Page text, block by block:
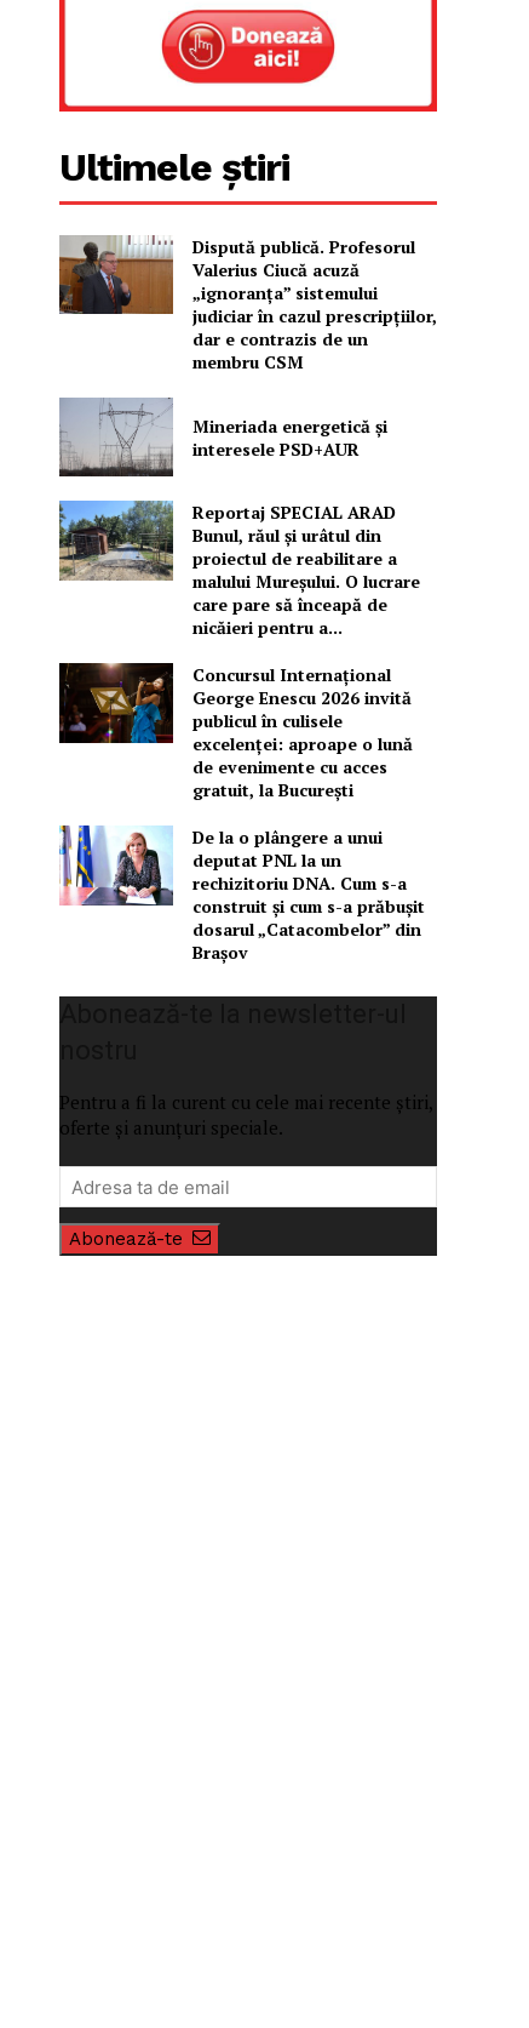
Ultimele știri
Dispută publică. Profesorul
Valerius Ciucă acuză
„ignoranța” sistemului
judiciar în cazul prescripțiilor,
dar e contrazis de un
membru CSM
Mineriada energetică și
interesele PSD+AUR
Reportaj SPECIAL ARAD
Bunul, răul și urâtul din
proiectul de reabilitare a
malului Mureșului. O lucrare
care pare să înceapă de
nicăieri pentru a...
Concursul Internațional
George Enescu 2026 invită
publicul în culisele
excelenței: aproape o lună
de evenimente cu acces
gratuit, la București
De la o plângere a unui
deputat PNL la un
rechizitoriu DNA. Cum s-a
construit și cum s-a prăbușit
dosarul „Catacombelor” din
Brașov
Pentru a fi la curent cu cele mai recente știri,
oferte și anunțuri speciale.
Abonează-te